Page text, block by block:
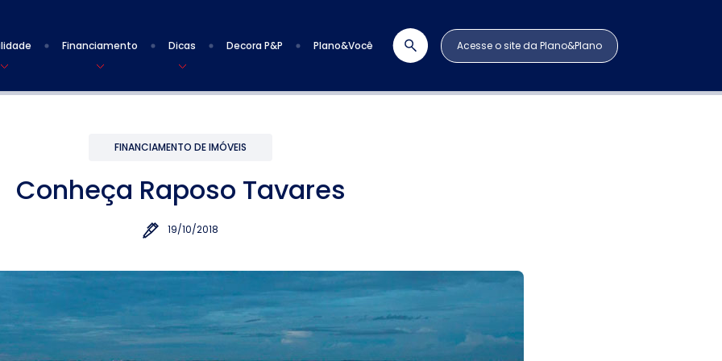
Financiamento Dicas Decora P&P Plano&Você Acesse o site da Plano&Plano
FINANCIAMENTO DE IMÓVEIS
Conheça Raposo Tavares
19/10/2018